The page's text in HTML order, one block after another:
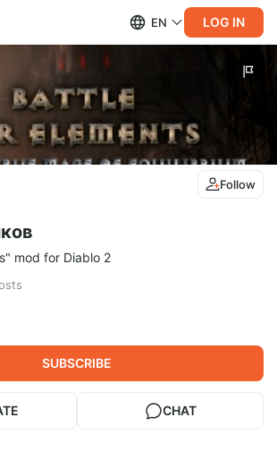
EN LOG IN
Follow
mod for Diablo 2
SUBSCRIBE
CHAT